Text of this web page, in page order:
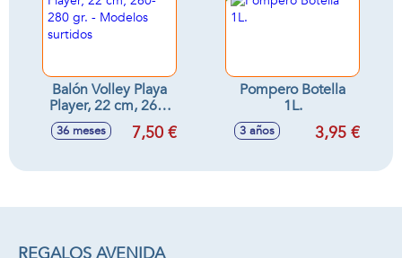
Balón Volley Playa
Player, 22 cm, 260-
280 gr. - Modelos
surtidos
36 meses 7,50 €
Pompero Botella
1L.
3 años 3,95 €